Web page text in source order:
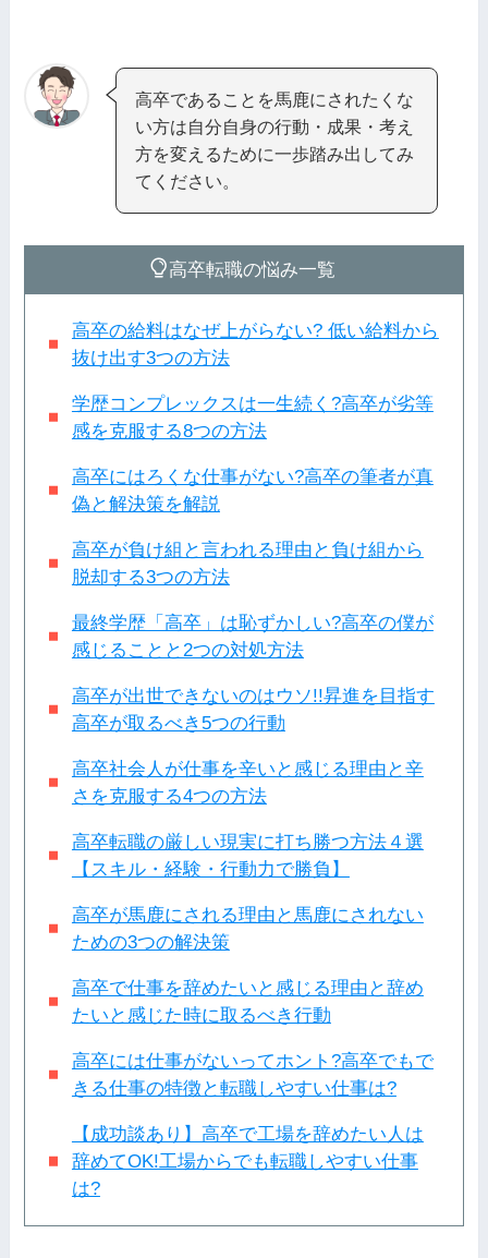
高卒であることを馬鹿にされたくな
い方は自分自身の行動・成果・考え
方を変えるために一歩踏み出してみ
てください。
高卒転職の悩み一覧
高卒の給料はなぜ上がらない? 低い給料から
抜け出す3つの方法
学歴コンプレックスは一生続く?高卒が劣等
感を克服する8つの方法
高卒にはろくな仕事がない?高卒の筆者が真
偽と解決策を解説
高卒が負け組と言われる理由と負け組から
脱却する3つの方法
最終学歴「高卒」は恥ずかしい?高卒の僕が
感じることと2つの対処方法
高卒が出世できないのはウソ!!昇進を目指す
高卒が取るべき5つの行動
高卒社会人が仕事を辛いと感じる理由と辛
さを克服する4つの方法
高卒転職の厳しい現実に打ち勝つ方法４選
【スキル・経験・行動力で勝負】
高卒が馬鹿にされる理由と馬鹿にされない
ための3つの解決策
高卒で仕事を辞めたいと感じる理由と辞め
たいと感じた時に取るべき行動
高卒には仕事がないってホント?高卒でもで
きる仕事の特徴と転職しやすい仕事は?
【成功談あり】高卒で工場を辞めたい人は
辞めてOK!工場からでも転職しやすい仕事
は?